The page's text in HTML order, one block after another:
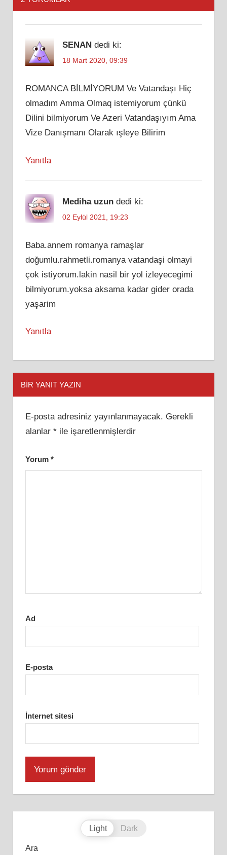
SENAN dedi ki:
18 Mart 2020, 09:39
ROMANCA BİLMİYORUM Ve Vatandaşı Hiç
olmadım Amma Olmaq istemiyorum çünkü
Dilini bilmiyorum Ve Azeri Vatandaşıyım Ama
Vize Danışmanı Olarak ışleye Bilirim
Yanıtla
Mediha uzun dedi ki:
02 Eylül 2021, 19:23
Baba.annem romanya ramaşlar
doğumlu.rahmetli.romanya vatandaşi olmayi
çok istiyorum.lakin nasil bir yol izleyecegimi
bilmiyorum.yoksa aksama kadar gider orada
yaşarim
Yanıtla
BIR YANIT YAZIN
E-posta adresiniz yayınlanmayacak. Gerekli
alanlar *ile işaretlenmişlerdir
Yorum *
Ad
E-posta
İnternet sitesi
Light Dark
Ara